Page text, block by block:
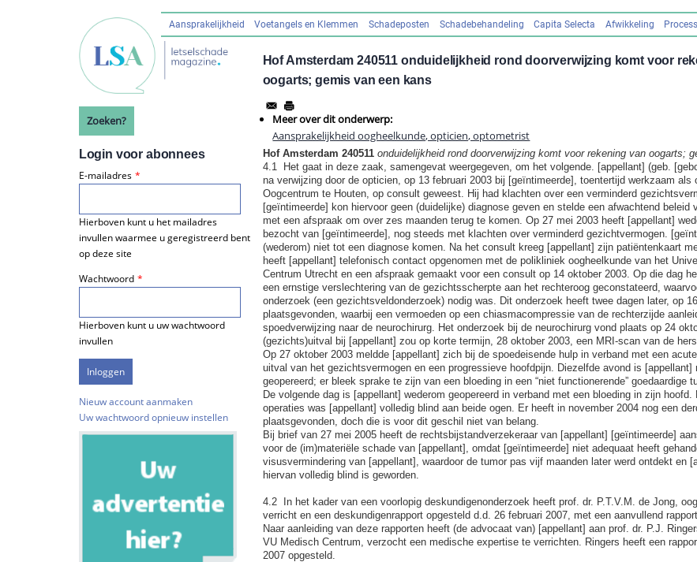
Hoofdnavigatie
Aansprakelijkheid Voetangels en Klemmen Schadeposten Schadebehandeling Capita Selecta Afwikkeling
Hof Amsterdam 240511 onduidelijkheid rond doorverwijzing komt voor
oogarts; gemis van een kans
Meer over dit onderwerp:
Aansprakelijkheid oogheelkunde, opticien, optometrist
Hof Amsterdam 240511 onduidelijkheid rond doorverwijzing komt voor rekening van oogarts;
4.1 Het gaat in deze zaak, samengevat weergegeven, om het volgende. [appellant] (geb.
na verwijzing door de opticien, op 13 februari 2003 bij [geïntimeerde], toentertijd werkzaam als
Oogcentrum te Houten, op consult geweest. Hij had klachten over een verminderd
[geïntimeerde] kon hiervoor geen (duidelijke) diagnose geven en stelde een afwachtend beleid
met een afspraak om over zes maanden terug te komen. Op 27 mei 2003 heeft [appellant]
bezocht van [geïntimeerde], nog steeds met klachten over verminderd gezichtvermogen.
(wederom) niet tot een diagnose komen. Na het consult kreeg [appellant] zijn patiëntenkaart
heeft [appellant] telefonisch contact opgenomen met de polikliniek oogheelkunde van het
Centrum Utrecht en een afspraak gemaakt voor een consult op 14 oktober 2003. Op die dag
een ernstige verslechtering van de gezichtsscherpte aan het rechteroog geconstateerd,
onderzoek (een gezichtsveldonderzoek) nodig was. Dit onderzoek heeft twee dagen later, op
plaatsgevonden, waarbij een vermoeden op een chiasmacompressie van de rechterzijde
spoedverwijzing naar de neurochirurg. Het onderzoek bij de neurochirurg vond plaats op 24
(gezichts)uitval bij [appellant] zou op korte termijn, 28 oktober 2003, een MRI-scan van de
Op 27 oktober 2003 meldde [appellant] zich bij de spoedeisende hulp in verband met een
uitval van het gezichtsvermogen en een progressieve hoofdpijn. Diezelfde avond is [appellant]
geopereerd; er bleek sprake te zijn van een bloeding in een “niet functionerende” goedaardige
De volgende dag is [appellant] wederom geopereerd in verband met een bloeding in zijn hoofd.
operaties was [appellant] volledig blind aan beide ogen. Er heeft in november 2004 nog een
plaatsgevonden, doch die is voor dit geschil niet van belang.
Bij brief van 27 mei 2005 heeft de rechtsbijstandverzekeraar van [appellant] [geïntimeerde]
voor de (im)materiële schade van [appellant], omdat [geïntimeerde] niet adequaat heeft
visusvermindering van [appellant], waardoor de tumor pas vijf maanden later werd ontdekt en
hiervan volledig blind is geworden.
4.2 In het kader van een voorlopig deskundigenonderzoek heeft prof. dr. P.T.V.M. de Jong,
verricht en een deskundigenrapport opgesteld d.d. 26 februari 2007, met een aanvullend
Naar aanleiding van deze rapporten heeft (de advocaat van) [appellant] aan prof. dr. P.J.
VU Medisch Centrum, verzocht een medische expertise te verrichten. Ringers heeft een
2007 opgesteld.
Zoeken?
Login voor abonnees
E-mailadres
Hierboven kunt u het mailadres
invullen waarmee u geregistreerd bent
op deze site
Wachtwoord
Hierboven kunt u uw wachtwoord
invullen
Nieuw account aanmaken
Uw wachtwoord opnieuw instellen